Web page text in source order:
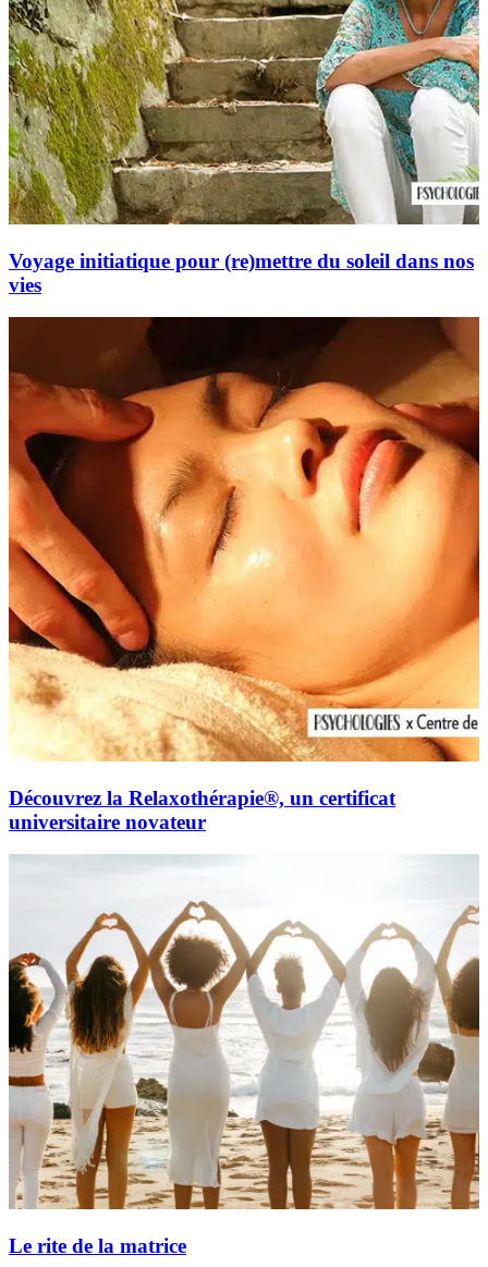
Voyage initiatique pour (re)mettre du soleil dans nos
vies
Découvrez la Relaxothérapie®, un certificat
universitaire novateur
Le rite de la matrice